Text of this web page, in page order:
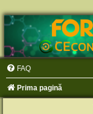
FAQ
Prima pagină